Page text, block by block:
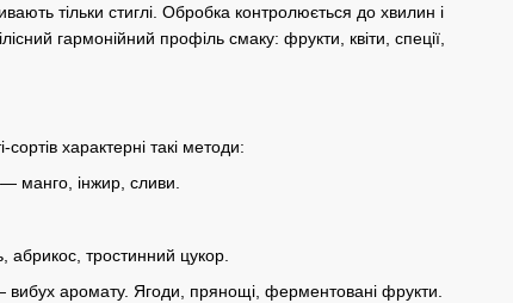
тільки стиглі. Обробка контролюється до хвилин і
гармонійний профіль смаку: фрукти, квіти, спеції,
сортів характерні такі методи:
— манго, інжир, сливи.
тростинний цукор.
вибух аромату. Ягоди, прянощі, ферментовані фрукти.